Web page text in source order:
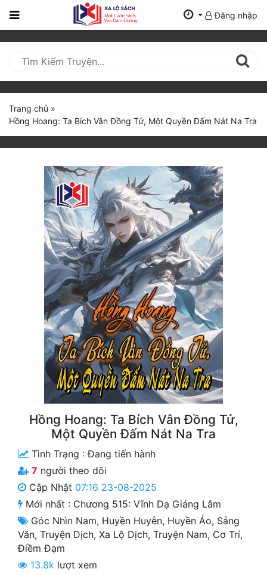
Trang
Mới
Cập
Nhật
(current)
Truyện Mới Ra
Hoàn Thành
Truyện Convert
Truyện Dịch
Truyện Nhập Môn
Truyện ngắn
Cung Đấu
Cổ Tiên Hiệp
Cổ Đại
Du Hí
Đăng nhập
Trang chủ »
Hồng Hoang: Ta Bích Vân Đồng Tử, Một Quyền Đấm Nát Na Tra
Hồng Hoang: Ta Bích Vân Đồng Tử,
Một Quyền Đấm Nát Na Tra
Tình Trạng :Đang tiến hành
7 người theo dõi
Cập Nhật 07:16 23-08-2025
Mới nhất : Chương 515: Vĩnh Dạ Giáng Lâm
Góc Nhìn Nam, Huyền Huyễn, Huyền Ảo, Sảng
Văn, Truyện Dịch, Xa Lộ Dịch, Truyện Nam, Cơ Trí,
Điềm Đạm
13.8k lượt xem